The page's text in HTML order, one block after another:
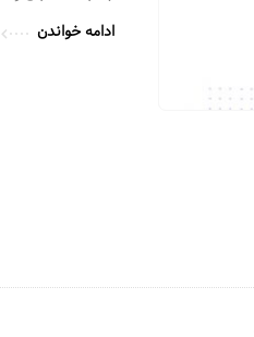
ادامه خواندن